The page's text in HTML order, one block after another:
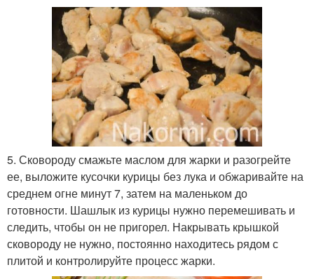
5. Сковороду смажьте маслом для жарки и разогрейте
ее, выложите кусочки курицы без лука и обжаривайте на
среднем огне минут 7, затем на маленьком до
готовности. Шашлык из курицы нужно перемешивать и
следить, чтобы он не пригорел. Накрывать крышкой
сковороду не нужно, постоянно находитесь рядом с
плитой и контролируйте процесс жарки.